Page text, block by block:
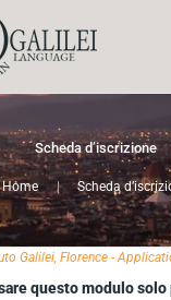
Scheda d’iscrizione
Home | Scheda
Galilei, Florence -
questo modulo